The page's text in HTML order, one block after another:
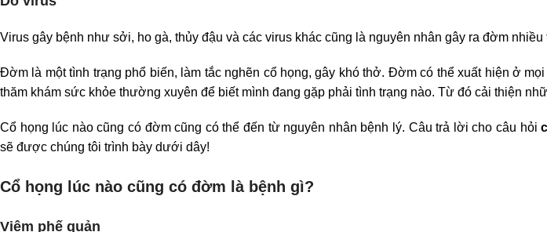
Virus gây bệnh như sởi, ho gà, thủy đậu và các virus khác cũng là nguyên nhân gây ra đờm nhiều
Đờm là một tình trạng phổ biến, làm tắc nghẽn cổ họng, gây khó thở. Đờm có thể xuất hiện ở
thăm khám sức khỏe thường xuyên để biết mình đang gặp phải tình trạng nào. Từ đó cải thiện
Cổ họng lúc nào cũng có đờm cũng có thể đến từ nguyên nhân bệnh lý. Câu trả lời cho câu hỏi
sẽ được chúng tôi trình bày dưới dây!
Cổ họng lúc nào cũng có đờm là bệnh gì?
Viêm phế quản